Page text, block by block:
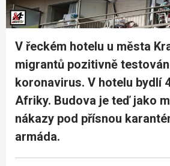
V řeckém hotelu u města
migrantů pozitivně
koronavirus. V hotelu bydlí
Afriky. Budova je teď jako
nákazy pod přísnou
armáda.